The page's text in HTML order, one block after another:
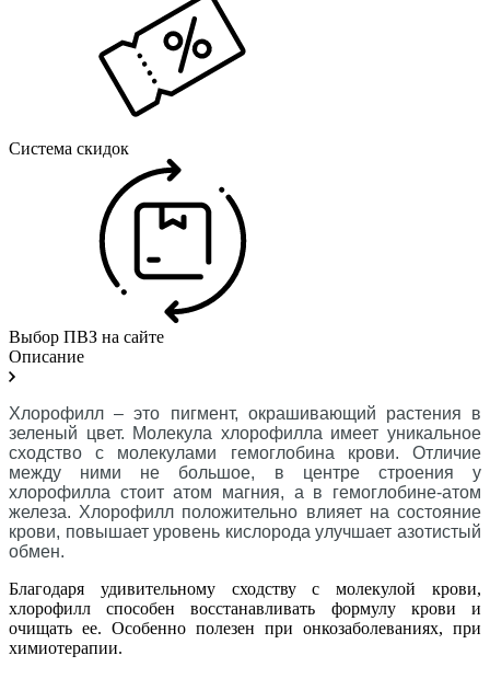
Система скидок
Выбор ПВЗ на сайте
Описание
Хлорофилл – это пигмент, окрашивающий растения в
зеленый цвет. Молекула хлорофилла имеет уникальное
сходство с молекулами гемоглобина крови. Отличие
между ними не большое, в центре строения у
хлорофилла стоит атом магния, а в гемоглобине-атом
железа. Хлорофилл положительно влияет на состояние
крови, повышает уровень кислорода улучшает азотистый
обмен.
Благодаря удивительному сходству с молекулой крови,
хлорофилл способен восстанавливать формулу крови и
очищать ее. Особенно полезен при онкозаболеваниях, при
химиотерапии.